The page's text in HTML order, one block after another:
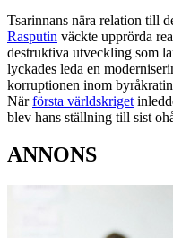
Tsarinnans nära relation till
Rasputin väckte upprörda
destruktiva utveckling som
lyckades leda en
korruptionen inom
Närförsta världskriget
blev hans ställning till sist
ANNONS